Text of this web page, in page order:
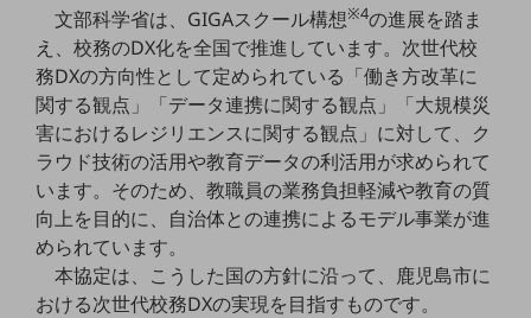
運用管理
業務支援・マーケティング
災害対策・BCP
課題・ニーズで探す
課題・ニーズで探すTOP
コミュニケーション・情報共有
マーケティング
業務効率化
文部科学省は、GIGAスクール構想※4の進展を踏ま
え、校務のDX化を全国で推進しています。次世代校
務DXの方向性として定められている「働き方改革に
関する観点」「データ連携に関する観点」「大規模災
害におけるレジリエンスに関する観点」に対して、ク
ラウド技術の活用や教育データの利活用が求められて
います。そのため、教職員の業務負担軽減や教育の質
向上を目的に、自治体との連携によるモデル事業が進
められています。
本協定は、こうした国の方針に沿って、鹿児島市に
おける次世代校務DXの実現を目指すものです。